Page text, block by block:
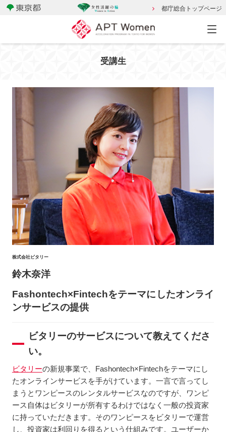
都庁総合トップページ
受講生
株式会社ビタリー
鈴木奈洋
Fashontech×Fintechをテーマにしたオンライ
ンサービスの提供
ビタリーのサービスについて教えてくださ
い。
ビタリーの新規事業で、Fashontech×Fintechをテーマにし
たオンラインサービスを手がけています。一言で言ってし
まうとワンピースのレンタルサービスなのですが、ワンピ
ース自体はビタリーが所有するわけではなく一般の投資家
に持っていただきます。そのワンピースをビタリーで運営
し、投資家は利回りを得るという仕組みです。ユーザーか